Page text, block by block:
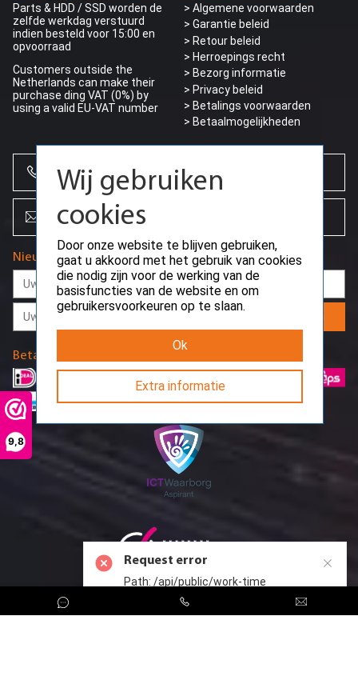
9,8
Parts & HDD / SSD worden de
zelfde werkdag verstuurd
indien besteld voor 15:00 en
opvoorraad
Customers outside the
Netherlands can make their
purchase ding VAT (0%) by
using a valid EU-VAT number
> Algemene voorwaarden
> Garantie beleid
> Retour beleid
> Herroepings recht
> Bezorg informatie
> Privacy beleid
> Betalings voorwaarden
> Betaalmogelijkheden
+31 (0)85 864 0777
info@creoserver.com
Nieuwsbrief
CreoServer © 2026 All rights reserved
Betaalmethodes
Wij gebruiken
cookies
Door onze website te blijven gebruiken,
gaat u akkoord met het gebruik van cookies
die nodig zijn voor de werking van de
basisfuncties van de website en om
gebruikersvoorkeuren op te slaan.
Ok
Extra informatie
Request error
Path: /api/public/work-time